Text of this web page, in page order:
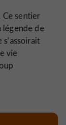
Ce sentier
légende de
vie